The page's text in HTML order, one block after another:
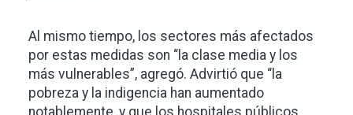
Al mismo tiempo, los sectores más afectados
por estas medidas son “la clase media y los
más vulnerables”, agregó. Advirtió que “la
pobreza y la indigencia han aumentado